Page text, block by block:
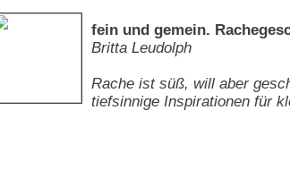
fein und gemein.
Britta Leudolph
Rache ist süß, will aber
tiefsinnige Inspirationen für